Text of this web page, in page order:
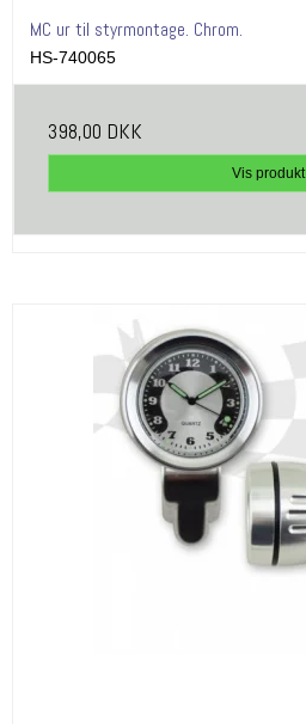
MC ur til styrmontage. Chrom.
HS-740065
398,00 DKK
Vis produkt